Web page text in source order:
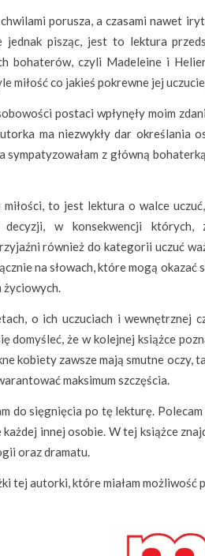
porusza, a czasami nawet
jednak pisząc, jest to lektura
bohaterów, czyli Madeleine i
miłość co jakieś pokrewne jej
postaci wpłynęły moim
ma niezwykły dar określania
sympatyzowałam z główną
to jest lektura o walce
w konsekwencji
również do kategorii uczuć
na słowach, które mogą okazać
życiowych.
o ich uczuciach i wewnętrznej
domyśleć, że w kolejnej książce
kobiety zawsze mają smutne oczy,
maksimum szczęścia.
do sięgnięcia po tę lekturę.
innej osobie. W tej książce
oraz dramatu.
tej autorki, które miałam